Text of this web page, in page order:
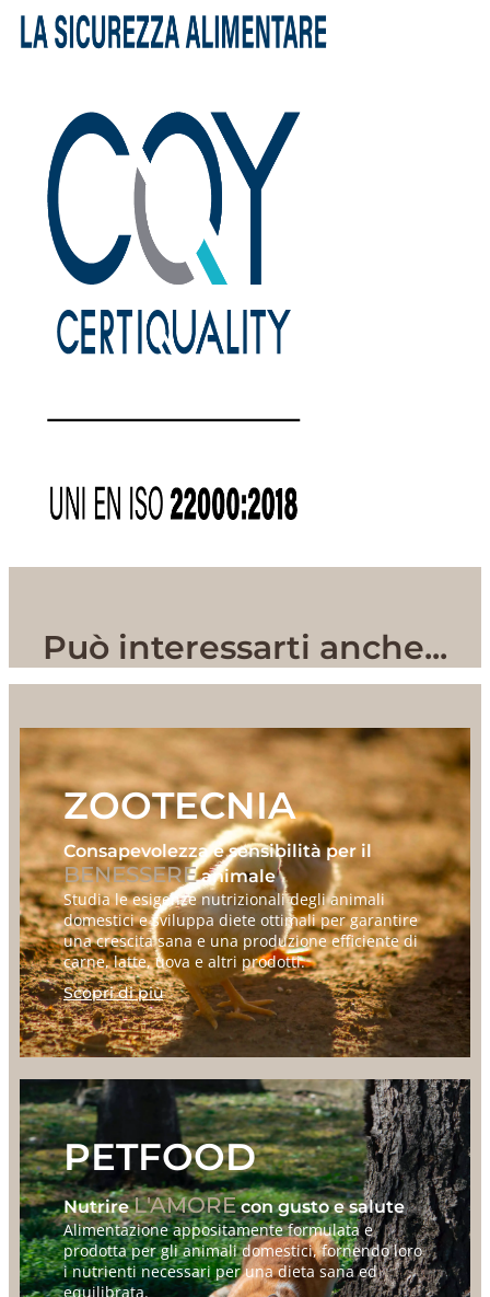
Può interessarti anche...
ZOOTECNIA
Consapevolezza e sensibilità per il
BENESSEREanimale
Studia le esigenze nutrizionali degli animali
domestici e sviluppa diete ottimali per garantire
una crescita sana e una produzione efficiente di
carne, latte, uova e altri prodotti.
Scopri di più
PETFOOD
NutrireL'AMOREcon gusto e salute
Alimentazione appositamente formulata e
prodotta per gli animali domestici, fornendo loro
i nutrienti necessari per una dieta sana ed
equilibrata.